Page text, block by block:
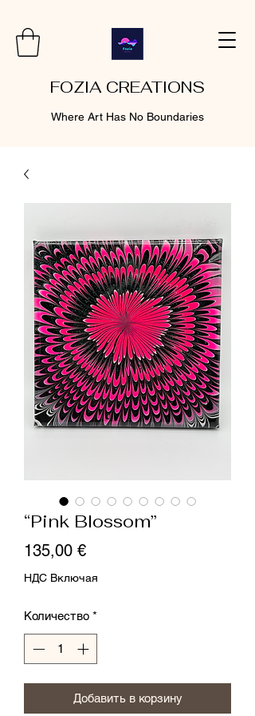
FOZIA CREATIONS
Where Art Has No Boundaries
“Pink Blossom”
135,00 €Цена
НДС Включая
Количество *
Добавить в корзину